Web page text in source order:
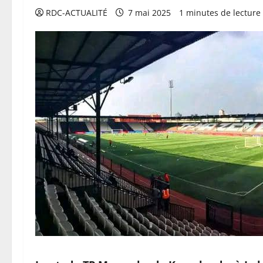
RDC-ACTUALITÉ 7 mai 2025 1 minutes de lecture